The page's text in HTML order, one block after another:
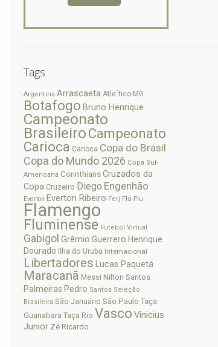
Tags
Argentina Arrascaeta Atle´tico-MG
Botafogo Bruno Henrique
Campeonato
Brasileiro Campeonato
Carioca Carioca Copa do Brasil
Copa do Mundo 2026 Copa Sul-
Americana Corinthians Cruzados da
Copa Cruzeiro Diego Engenhão
Everton Everton Ribeiro Ferj Fla-Flu
Flamengo
Fluminense Futebol Virtual
Gabigol Grêmio Guerrero Henrique
Dourado Ilha do Urubu Internacional
Libertadores Lucas Paquetá
Maracanã Messi Nilton Santos
Palmeiras Pedro Santos Seleção
Brasileira São Januário São Paulo Taça
Guanabara Taça Rio Vasco Vinicius
Junior Zé Ricardo